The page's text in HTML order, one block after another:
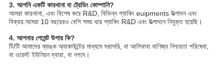
3. আপনি একটি কারখানা বা ট্রেডিং কোম্পানি?
আমরা কারখানা, এবং বিশেষ করে R&D, বিভিন্ন প্যাকিং euipments উত্পাদন এবং
বিক্রয়.আমরা 10 বছরেরও বেশি সময় ধরে প্যাকিং R&D এবং উত্পাদনে নিযুক্ত হয়েছি।
4. আপনার পেমেন্ট উপায় কি?
টি/টি আমাদের ব্যাঙ্ক অ্যাকাউন্টের মাধ্যমে সরাসরি, বা আলিবাবা বাণিজ্য নিশ্চয়তা পরিষেবা,
বা ওয়েস্ট ইউনিয়ন দ্বারা, বা নগদে।